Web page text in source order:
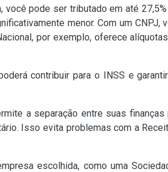
você pode ser tributado em até
menor. Com um
por exemplo, oferece
contribuir para o INSS e
a separação entre suas
Isso evita problemas com a
escolhida, como uma